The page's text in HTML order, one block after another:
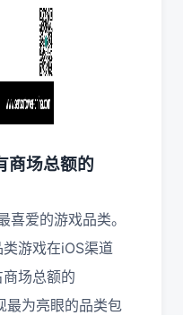
商场总额的
喜爱的游戏品类。
游戏在iOS渠道
场总额的
最为亮眼的品类包